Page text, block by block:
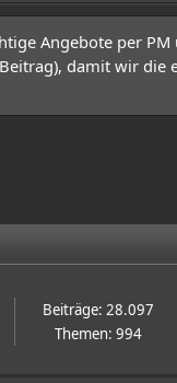
Angebote per
damit wir die
Beiträge: 28.097
Themen: 994